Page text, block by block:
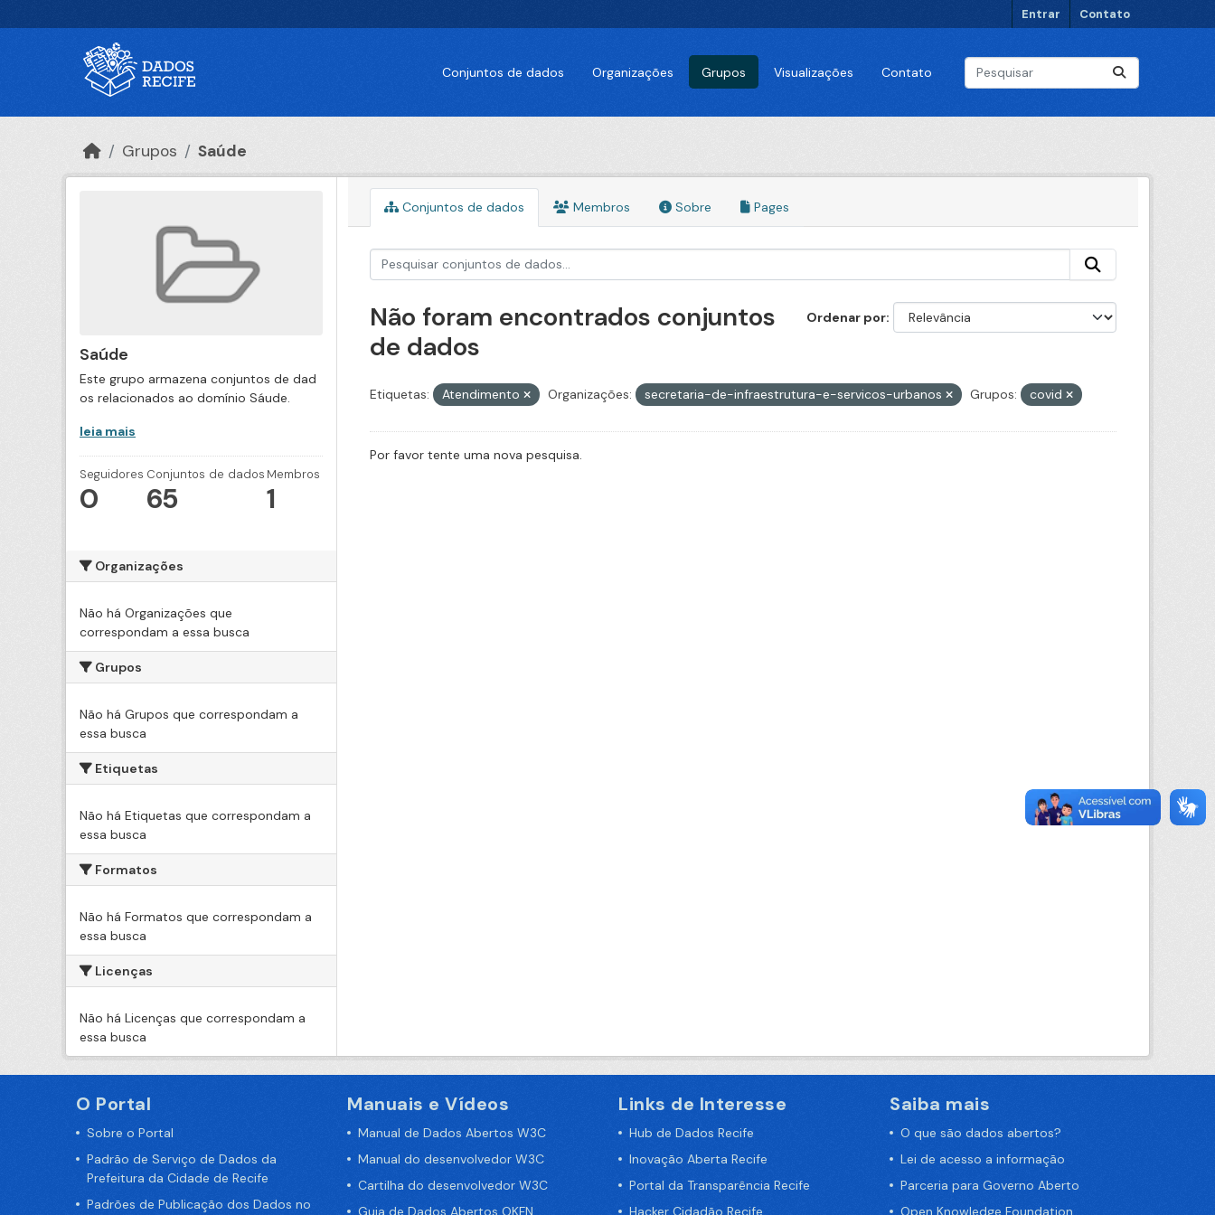
Entrar Contato
Conjuntos de dados Organizações Grupos Visualizações Contato
Grupos Saúde
Saúde
Este grupo armazena conjuntos de dad
os relacionados ao domínio Sáude.
leia mais
Seguidores
0
Conjuntos de dados
65
Membros
1
Organizações
Não há Organizações que
correspondam a essa busca
Grupos
Não há Grupos que correspondam a
essa busca
Etiquetas
Não há Etiquetas que correspondam a
essa busca
Formatos
Não há Formatos que correspondam a
essa busca
Licenças
Não há Licenças que correspondam a
essa busca
Conjuntos de dados Membros Sobre Pages
Ordenar por
Não foram encontrados conjuntos
de dados
Etiquetas: Atendimento Organizações: secretaria-de-infraestrutura-e-servicos-urbanos Grupos: covid
Por favor tente uma nova pesquisa.
O Portal
Sobre o Portal
Padrão de Serviço de Dados da
Prefeitura da Cidade de Recife
Padrões de Publicação dos Dados no
Manuais e Vídeos
Manual de Dados Abertos W3C
Manual do desenvolvedor W3C
Cartilha do desenvolvedor W3C
Guia de Dados Abertos OKFN
Links de Interesse
Hub de Dados Recife
Inovação Aberta Recife
Portal da Transparência Recife
Hacker Cidadão Recife
Saiba mais
O que são dados abertos?
Lei de acesso a informação
Parceria para Governo Aberto
Open Knowledge Foundation